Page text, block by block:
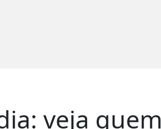
veja quem